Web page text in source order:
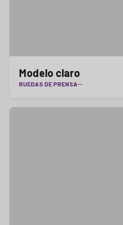
Modelo claro
RUEDAS DE PRENSA